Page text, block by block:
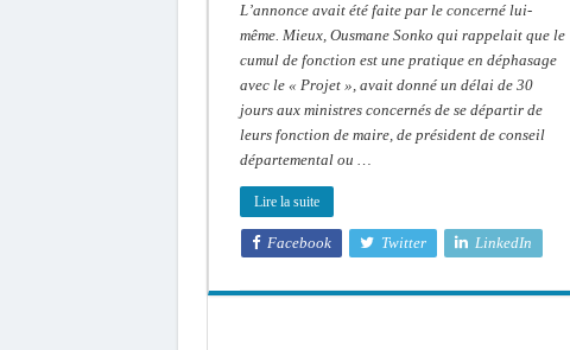
L’annonce avait été faite par le concerné lui-
même. Mieux, Ousmane Sonko qui rappelait que le
cumul de fonction est une pratique en déphasage
avec le « Projet », avait donné un délai de 30
jours aux ministres concernés de se départir de
leurs fonction de maire, de président de conseil
départemental ou …
Lire la suite
Facebook Twitter LinkedIn